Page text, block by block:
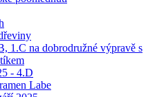
1.C na dobrodružné výpravě s
- 4.D
Labe